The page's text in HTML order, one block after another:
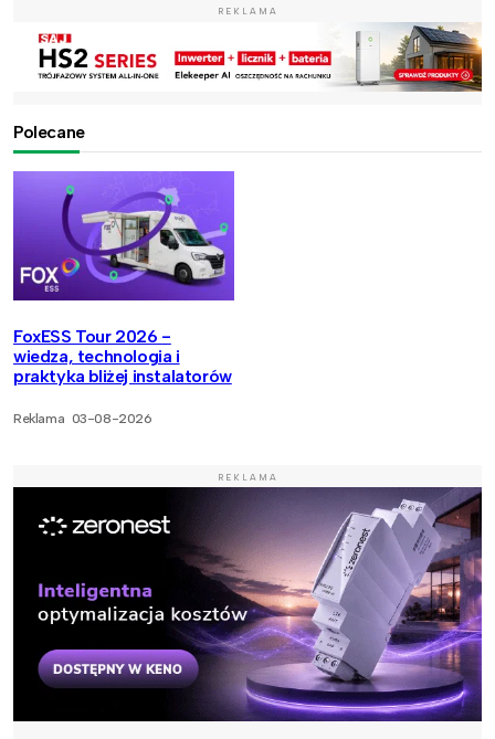
REKLAMA
Polecane
FoxESS Tour 2026 -
wiedza, technologia i
praktyka bliżej instalatorów
Reklama 03-08-2026
REKLAMA